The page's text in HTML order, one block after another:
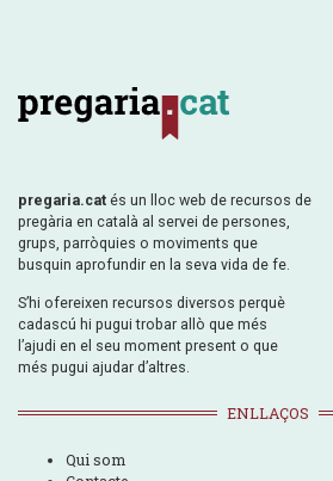
pregaria.cat és un lloc web de recursos de
pregària en català al servei de persones,
grups, parròquies o moviments que
busquin aprofundir en la seva vida de fe.
S’hi ofereixen recursos diversos perquè
cadascú hi pugui trobar allò que més
l’ajudi en el seu moment present o que
més pugui ajudar d’altres.
ENLLAÇOS
Qui som